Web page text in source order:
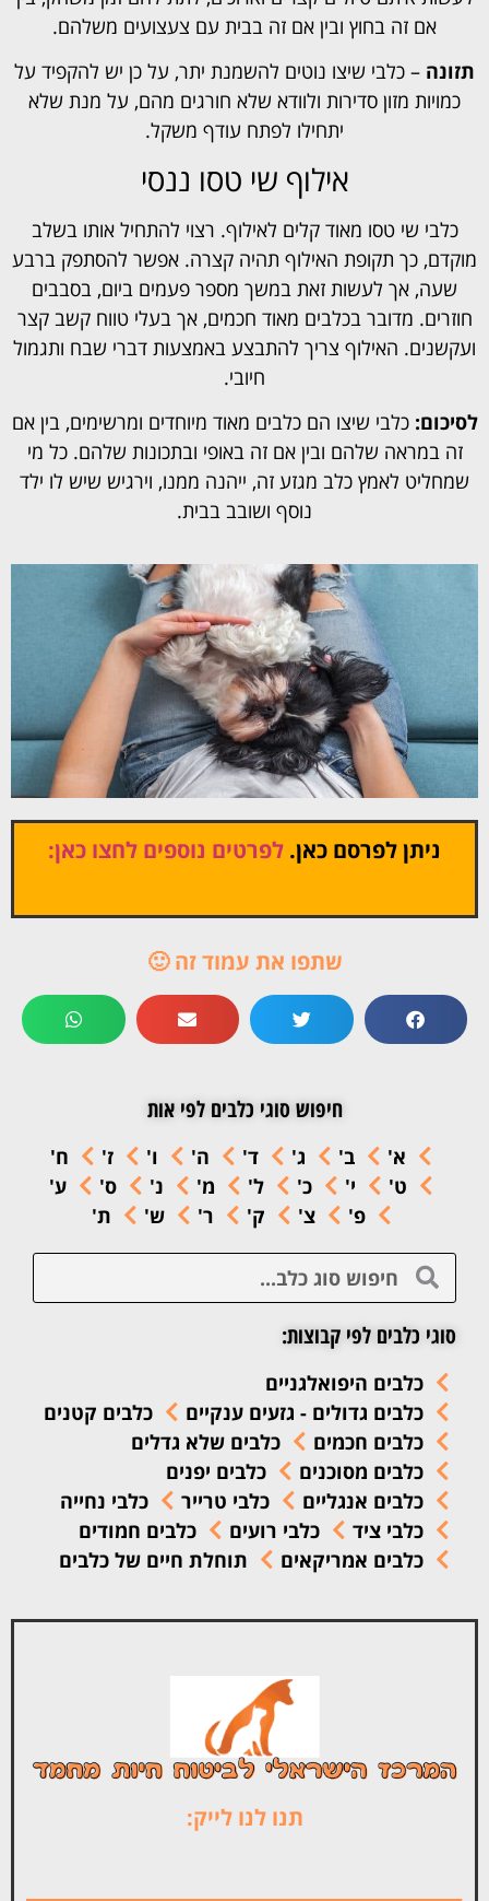
אם זה בחוץ ובין אם זה בבית עם צעצועים משלהם.
תזונה – כלבי שיצו נוטים להשמנת יתר, על כן יש להקפיד על
כמויות מזון סדירות ולוודא שלא חורגים מהם, על מנת שלא
יתחילו לפתח עודף משקל.
אילוף שי טסו ננסי
כלבי שי טסו מאוד קלים לאילוף. רצוי להתחיל אותו בשלב
מוקדם, כך תקופת האילוף תהיה קצרה. אפשר להסתפק ברבע
שעה, אך לעשות זאת במשך מספר פעמים ביום, בסבבים
חוזרים. מדובר בכלבים מאוד חכמים, אך בעלי טווח קשב קצר
ועקשנים. האילוף צריך להתבצע באמצעות דברי שבח ותגמול
חיובי.
לסיכום:כלבי שיצו הם כלבים מאוד מיוחדים ומרשימים, בין אם
זה במראה שלהם ובין אם זה באופי ובתכונות שלהם. כל מי
שמחליט לאמץ כלב מגזע זה, ייהנה ממנו, וירגיש שיש לו ילד
נוסף ושובב בבית.
ניתן לפרסם כאן. לפרטים נוספים לחצו כאן:
שתפו את עמוד זה 🙂
חיפוש סוגי כלבים לפי אות
א' ב' ג' ד' ה' ו' ז'
ח'
ט'
י' כ' ל' מ' נ' ס'
ע'
פ'
צ' ק' ר' ש' ת'
סוגי כלבים לפי קבוצות:
כלבים היפואלגניים
כלבים גדולים - גזעים ענקיים
כלבים קטנים
כלבים חכמים
כלבים שלא גדלים
כלבים מסוכנים
כלבים יפנים
כלבים אנגליים
כלבי טרייר
כלבי נחייה
כלבי ציד
כלבי רועים
כלבים חמודים
כלבים אמריקאים
תוחלת חיים של כלבים
תנו לנו לייק: